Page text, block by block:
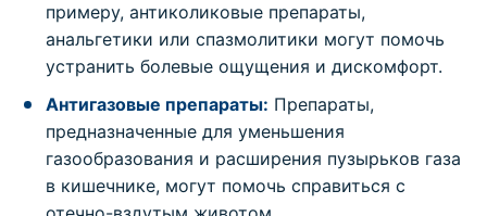
примеру, антиколиковые препараты,
анальгетики или спазмолитики могут помочь
устранить болевые ощущения и дискомфорт.
Антигазовые препараты: Препараты,
предназначенные для уменьшения
газообразования и расширения пузырьков газа
в кишечнике, могут помочь справиться с